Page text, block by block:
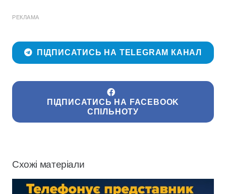
РЕКЛАМА
ПІДПИСАТИСЬ НА TELEGRAM КАНАЛ
ПІДПИСАТИСЬ НА FACEBOOK
СПІЛЬНОТУ
Схожі матеріали